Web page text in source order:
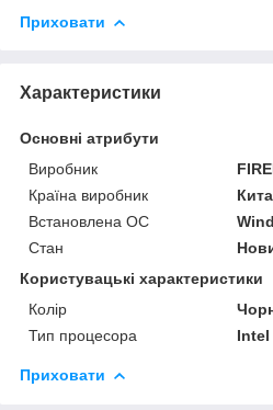
Приховати
Характеристики
Основні атрибути
Виробник
Країна виробник
Встановлена ОС
Стан
Користувацькі характеристики
Колір
Тип процесора
Intel
Приховати